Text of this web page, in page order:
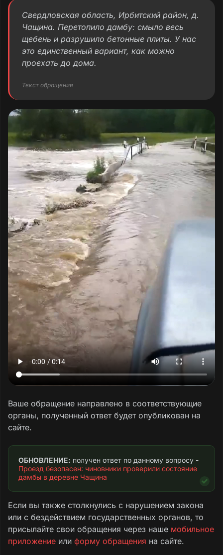
Свердловская область, Ирбитский район, д.
Чащина. Перетопило дамбу: смыло весь
щебень и разрушило бетонные плиты. У нас
это единственный вариант, как можно
проехать до дома.
Текст обращения
Ваше обращение направлено в соответствующие
органы, полученный ответ будет опубликован на
сайте.
ОБНОВЛЕНИЕ:
Проезд безопасен: чиновники проверили состояние
дамбы в деревне Чащина
Если вы также столкнулись с нарушением закона
или с бездействием государственных органов, то
присылайте свои обращения через наше мобильное
приложение или форму обращения на сайте.